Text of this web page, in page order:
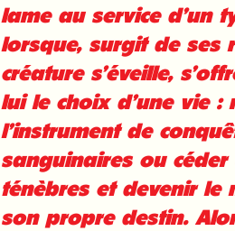
lame au service d’un
lorsque, surgit de ses
créature s’éveille,
lui le choix d’une vie :
l’instrument de
sanguinaires ou céder
ténèbres et devenir le
son propre destin.